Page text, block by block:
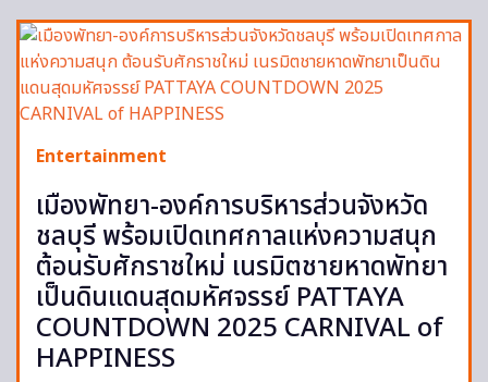
Entertainment
เมืองพัทยา-องค์การบริหารส่วนจังหวัด
ชลบุรี พร้อมเปิดเทศกาลแห่งความสนุก
ต้อนรับศักราชใหม่ เนรมิตชายหาดพัทยา
เป็นดินแดนสุดมหัศจรรย์ PATTAYA
COUNTDOWN 2025 CARNIVAL of
HAPPINESS